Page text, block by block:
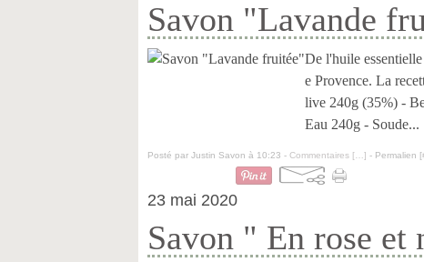
Savon "Lavande
De l'huile
e Provence. La
live 240g (35%) -
Eau 240g - Soude...
Posté par Justin Savon à 10:23 - Commentaires [ ] - Permalien [
23 mai 2020
Savon " En rose et